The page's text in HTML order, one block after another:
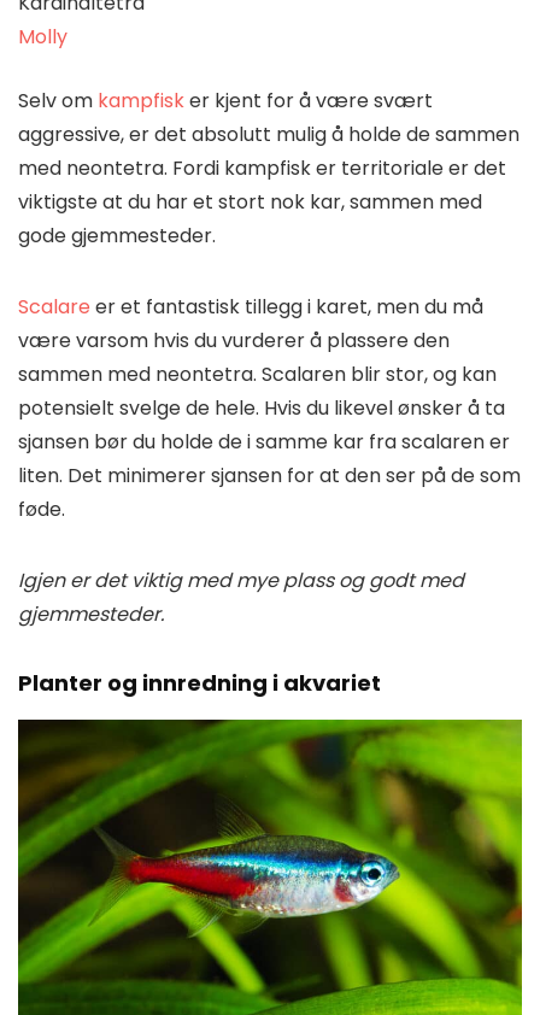
Molly
Selv om kampfisker kjent for å være svært
aggressive, er det absolutt mulig å holde de sammen
med neontetra. Fordi kampfisk er territoriale er det
viktigste at du har et stort nok kar, sammen med
gode gjemmesteder.
Scalare er et fantastisk tillegg i karet, men du må
være varsom hvis du vurderer å plassere den
sammen med neontetra. Scalaren blir stor, og kan
potensielt svelge de hele. Hvis du likevel ønsker å ta
sjansen bør du holde de i samme kar fra scalaren er
liten. Det minimerer sjansen for at den ser på de som
føde.
Igjen er det viktig med mye plass og godt med
gjemmesteder.
Planter og innredning i akvariet